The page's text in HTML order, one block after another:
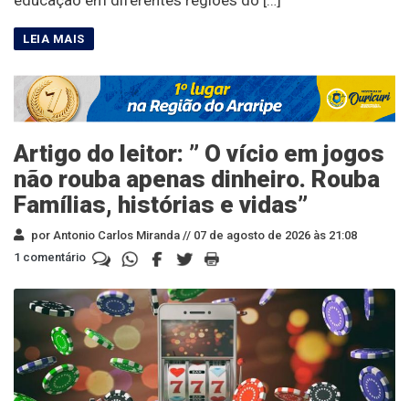
Artigo do leitor: ” O vício em jogos
não rouba apenas dinheiro. Rouba
Famílias, histórias e vidas”
por Antonio Carlos Miranda // 07 de agosto de 2026 às 21:08
1 comentário